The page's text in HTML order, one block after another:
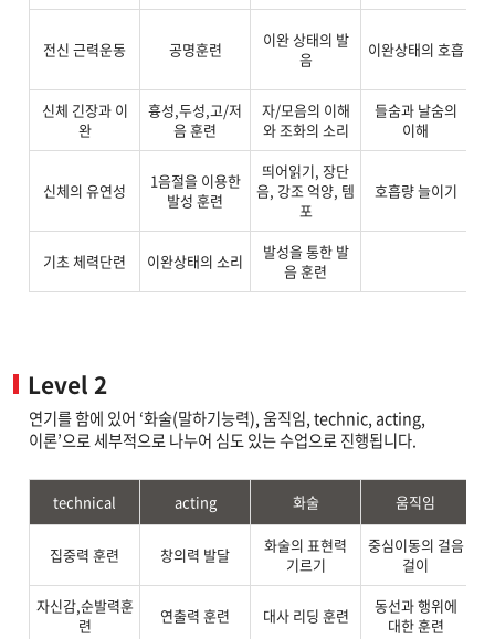
전신 근력운동 공명훈련
이완 상태의 발
음
이완상태의 호흡
신체 긴장과 이
완
흉성,두성,고/저
음 훈련
자/모음의 이해
와 조화의 소리
들숨과 날숨의
이해
신체의 유연성
1음절을 이용한
발성 훈련
띄어읽기, 장단
음, 강조 억양, 템
포
호흡량 늘이기
기초 체력단련 이완상태의 소리
발성을 통한 발
음 훈련
Level 2
연기를 함에 있어 ‘화술(말하기능력), 움직임, technic, acting,
이론’으로 세부적으로 나누어 심도 있는 수업으로 진행됩니다.
technical acting 화술 움직임
집중력 훈련 창의력 발달
화술의 표현력
기르기
중심이동의 걸음
걸이
자신감,순발력훈
련
연출력 훈련 대사 리딩 훈련
동선과 행위에
대한 훈련